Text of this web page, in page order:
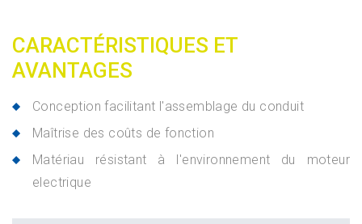
CARACTÉRISTIQUES ET
AVANTAGES
Conception facilitant l'assemblage du conduit
Maîtrise des coûts de fonction
Matériau résistant à l'environnement du moteur
electrique